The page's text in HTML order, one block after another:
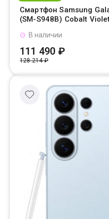
Смартфон Samsung
(SM-S948B) Cobalt
В наличии
111 490 ₽
128 214 ₽